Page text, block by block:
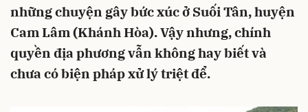
những chuyện gây bức xúc ở Suối Tân, huyện
Cam Lâm (Khánh Hòa). Vậy nhưng, chính
quyền địa phương vẫn không hay biết và
chưa có biện pháp xử lý triệt để.